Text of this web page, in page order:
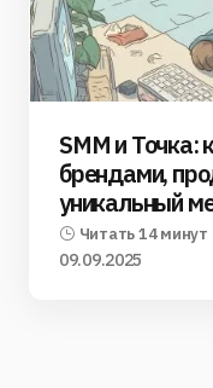
SMM и Точка:
брендами,
уникальный
Читать 14 минут
09.09.2025